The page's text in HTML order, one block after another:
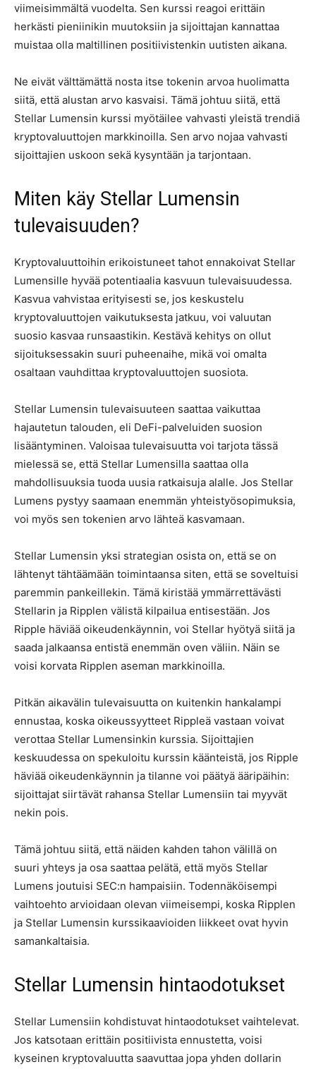
viimeisimmältä vuodelta. Sen kurssi reagoi erittäin
herkästi pieniinikin muutoksiin ja sijoittajan kannattaa
muistaa olla maltillinen positiivistenkin uutisten aikana.
Ne eivät välttämättä nosta itse tokenin arvoa huolimatta
siitä, että alustan arvo kasvaisi. Tämä johtuu siitä, että
Stellar Lumensin kurssi myötäilee vahvasti yleistä trendiä
kryptovaluuttojen markkinoilla. Sen arvo nojaa vahvasti
sijoittajien uskoon sekä kysyntään ja tarjontaan.
Miten käy Stellar Lumensin
tulevaisuuden?
Kryptovaluuttoihin erikoistuneet tahot ennakoivat Stellar
Lumensille hyvää potentiaalia kasvuun tulevaisuudessa.
Kasvua vahvistaa erityisesti se, jos keskustelu
kryptovaluuttojen vaikutuksesta jatkuu, voi valuutan
suosio kasvaa runsaastikin. Kestävä kehitys on ollut
sijoituksessakin suuri puheenaihe, mikä voi omalta
osaltaan vauhdittaa kryptovaluuttojen suosiota.
Stellar Lumensin tulevaisuuteen saattaa vaikuttaa
hajautetun talouden, eli DeFi-palveluiden suosion
lisääntyminen. Valoisaa tulevaisuutta voi tarjota tässä
mielessä se, että Stellar Lumensilla saattaa olla
mahdollisuuksia tuoda uusia ratkaisuja alalle. Jos Stellar
Lumens pystyy saamaan enemmän yhteistyösopimuksia,
voi myös sen tokenien arvo lähteä kasvamaan.
Stellar Lumensin yksi strategian osista on, että se on
lähtenyt tähtäämään toimintaansa siten, että se soveltuisi
paremmin pankeillekin. Tämä kiristää ymmärrettävästi
Stellarin ja Ripplen välistä kilpailua entisestään. Jos
Ripple häviää oikeudenkäynnin, voi Stellar hyötyä siitä ja
saada jalkaansa entistä enemmän oven väliin. Näin se
voisi korvata Ripplen aseman markkinoilla.
Pitkän aikavälin tulevaisuutta on kuitenkin hankalampi
ennustaa, koska oikeussyytteet Rippleä vastaan voivat
verottaa Stellar Lumensinkin kurssia. Sijoittajien
keskuudessa on spekuloitu kurssin käänteistä, jos Ripple
häviää oikeudenkäynnin ja tilanne voi päätyä ääripäihin:
sijoittajat siirtävät rahansa Stellar Lumensiin tai myyvät
nekin pois.
Tämä johtuu siitä, että näiden kahden tahon välillä on
suuri yhteys ja osa saattaa pelätä, että myös Stellar
Lumens joutuisi SEC:n hampaisiin. Todennäköisempi
vaihtoehto arvioidaan olevan viimeisempi, koska Ripplen
ja Stellar Lumensin kurssikaavioiden liikkeet ovat hyvin
samankaltaisia.
Stellar Lumensin hintaodotukset
Stellar Lumensiin kohdistuvat hintaodotukset vaihtelevat.
Jos katsotaan erittäin positiivista ennustetta, voisi
kyseinen kryptovaluutta saavuttaa jopa yhden dollarin